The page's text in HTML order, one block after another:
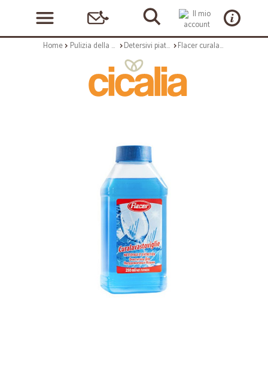
Home Pulizia della casa Detersivi piatti e stoviglie Flacer curalavastoviglie - ml.250